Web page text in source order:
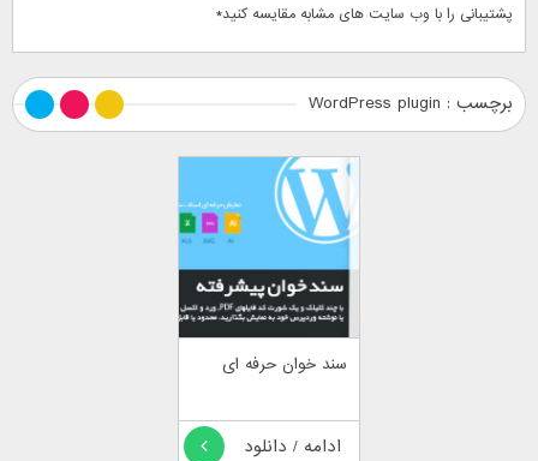
پشتیبانی را با وب سایت های مشابه مقایسه کنید*
برچسب : WordPress plugin
سند خوان حرفه ای
ادامه / دانلود